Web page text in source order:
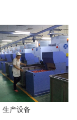
生产设备